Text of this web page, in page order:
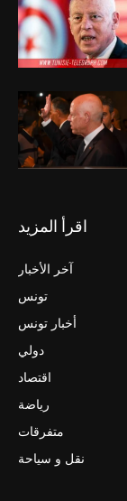
اقرأ المزيد
آخر الأخبار
تونس
أخبار تونس
دولي
اقتصاد
رياضة
متفرقات
نقل و سياحة